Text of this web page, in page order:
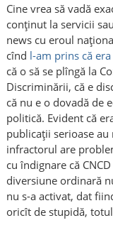
Cine vrea să vadă
conținut la servicii
news cu eroul
cînd l-am prins că
că o să se plîngă la
Discriminării, că e
că nu e o dovadă de
politică. Evident că
publicații serioase au
infractorul are
cu îndignare că
diversiune ordinară
nu s-a activat, dat
oricît de stupidă,